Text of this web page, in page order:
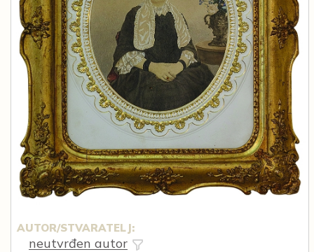
AUTOR/STVARATELJ:
neutvrđen autor